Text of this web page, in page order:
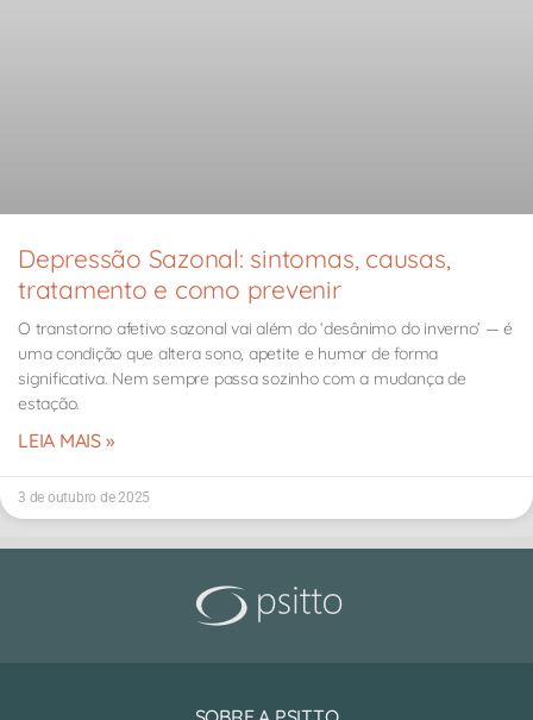
Depressão Sazonal: sintomas, causas,
tratamento e como prevenir
O transtorno afetivo sazonal vai além do ‘desânimo do inverno’ — é
uma condição que altera sono, apetite e humor de forma
significativa. Nem sempre passa sozinho com a mudança de
estação.
LEIA MAIS »
3 de outubro de 2025